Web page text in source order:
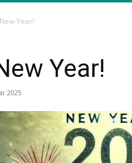
Year!
Year!
2025